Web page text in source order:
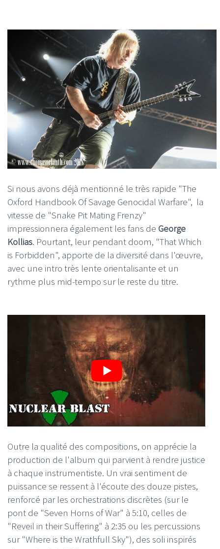
Si nous avons déjà mentionné le très rapide "The
Oxford Handbook Of Savage Genocidal Warfare", la
vitesse de "Snake Pit Mating Frenzy"
impressionnera également les fans de George
Kollias. Pourtant, leur pendant doom, "That Which
is Forbidden", apporte de la diversité dans l'œuvre,
avec une intro très lente orientalisante et un
rythme plus mid-tempo sur le reste du titre.
Outre la qualité des compositions, on apprécie la
production de l'album qui parvient à rendre justice
à chaque instrumentiste. Un vrai sentiment de
puissance se ressent à l'écoute des douze pistes,
renforcé par les orchestrations discrètes (sur le
pont de "Seven Horns of War" à 5:10, celles de
"Reveil in their Suffering" à 2:35 ou les percussions
sur "Where is the Wrathfull Sky"), des soli inspirés